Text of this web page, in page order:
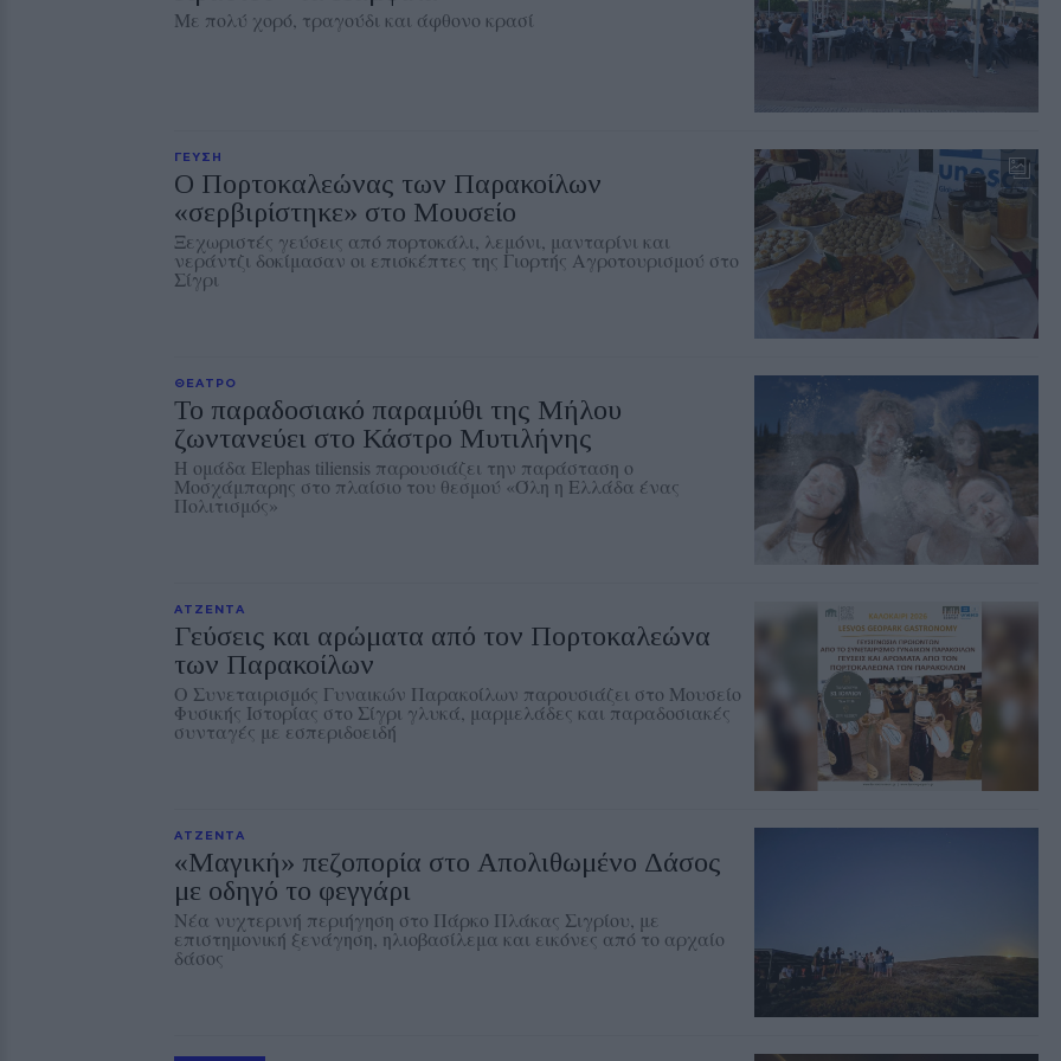
Με πολύ χορό, τραγούδι και άφθονο κρασί
ΓΕΥΣΗ
Ο Πορτοκαλεώνας των Παρακοίλων
«σερβιρίστηκε» στο Μουσείο
Ξεχωριστές γεύσεις από πορτοκάλι, λεμόνι, μανταρίνι και
νεράντζι δοκίμασαν οι επισκέπτες της Γιορτής Αγροτουρισμού στο
Σίγρι
ΘΕΑΤΡΟ
Το παραδοσιακό παραμύθι της Μήλου
ζωντανεύει στο Κάστρο Μυτιλήνης
Η ομάδα Elephas tiliensis παρουσιάζει την παράσταση o
Μοσχάμπαρης στο πλαίσιο του θεσμού «Όλη η Ελλάδα ένας
Πολιτισμός»
ΑΤΖΕΝΤΑ
Γεύσεις και αρώματα από τον Πορτοκαλεώνα
των Παρακοίλων
Ο Συνεταιρισμός Γυναικών Παρακοίλων παρουσιάζει στο Μουσείο
Φυσικής Ιστορίας στο Σίγρι γλυκά, μαρμελάδες και παραδοσιακές
συνταγές με εσπεριδοειδή
ΑΤΖΕΝΤΑ
«Μαγική» πεζοπορία στο Απολιθωμένο Δάσος
με οδηγό το φεγγάρι
Νέα νυχτερινή περιήγηση στο Πάρκο Πλάκας Σιγρίου, με
επιστημονική ξενάγηση, ηλιοβασίλεμα και εικόνες από το αρχαίο
δάσος